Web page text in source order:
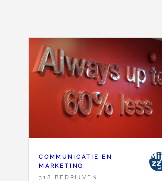
COMMUNICATIE EN
MARKETING
318 BEDRIJVEN,